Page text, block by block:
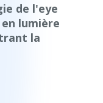
de l'eye
lumière
la